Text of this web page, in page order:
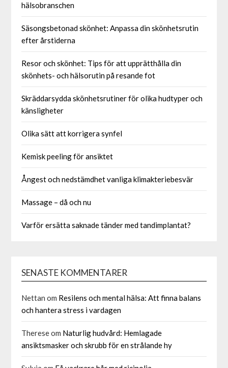
hälsobranschen
Säsongsbetonad skönhet: Anpassa din skönhetsrutin
efter årstiderna
Resor och skönhet: Tips för att upprätthålla din
skönhets- och hälsorutin på resande fot
Skräddarsydda skönhetsrutiner för olika hudtyper och
känsligheter
Olika sätt att korrigera synfel
Kemisk peeling för ansiktet
Ångest och nedstämdhet vanliga klimakteriebesvär
Massage – då och nu
Varför ersätta saknade tänder med tandimplantat?
SENASTE KOMMENTARER
Nettan om Resilens och mental hälsa: Att finna balans
och hantera stress i vardagen
Thereseom Naturlig hudvård: Hemlagade
ansiktsmasker och skrubb för en strålande hy